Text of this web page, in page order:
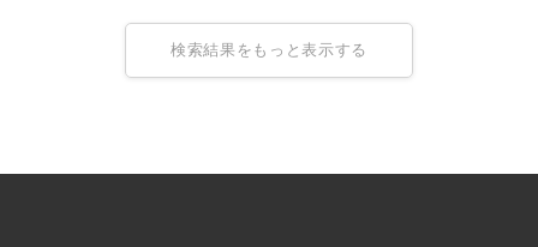
検索結果をもっと表示する